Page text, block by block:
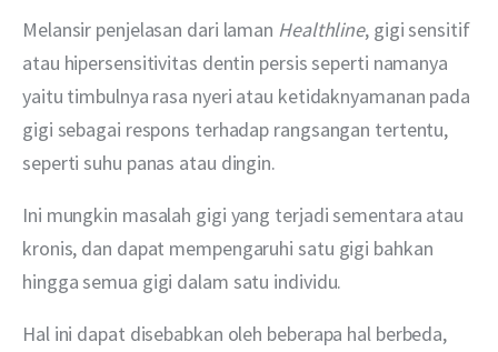
Melansir penjelasan dari laman Healthline, gigi sensitif
atau hipersensitivitas dentin persis seperti namanya
yaitu timbulnya rasa nyeri atau ketidaknyamanan pada
gigi sebagai respons terhadap rangsangan tertentu,
seperti suhu panas atau dingin.
Ini mungkin masalah gigi yang terjadi sementara atau
kronis, dan dapat mempengaruhi satu gigi bahkan
hingga semua gigi dalam satu individu.
Hal ini dapat disebabkan oleh beberapa hal berbeda,